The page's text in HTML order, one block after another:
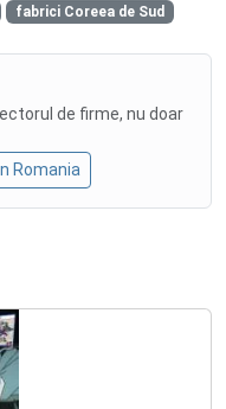
fabrici Coreea de Sud
de firme, nu doar
Romania